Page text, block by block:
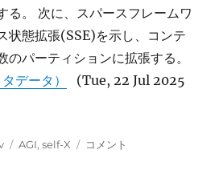
る。 次に、スパースフレームワ
状態拡張(SSE)を示し、コンテ
のパーティションに拡張する。
データ）
(Tue, 22 Jul 2025
タ
AGI,self-X
AlphaGo
コメント